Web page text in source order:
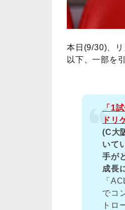
本日(9/30)、リ
以下、一部を
「1
ドリ
(C大
いて
手が
成長
「
でコ
トロ